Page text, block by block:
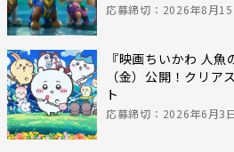
応募締切：2026年8月
『映画ちいかわ 人
（金）公開！クリア
ト
応募締切：2026年6月3